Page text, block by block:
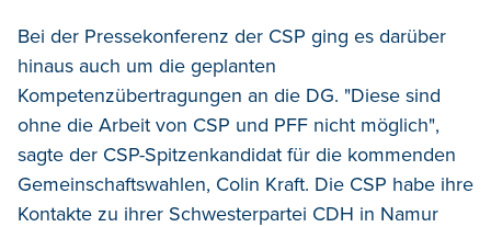
Bei der Pressekonferenz der CSP ging es darüber
hinaus auch um die geplanten
Kompetenzübertragungen an die DG. "Diese sind
ohne die Arbeit von CSP und PFF nicht möglich",
sagte der CSP-Spitzenkandidat für die kommenden
Gemeinschaftswahlen, Colin Kraft. Die CSP habe ihre
Kontakte zu ihrer Schwesterpartei CDH in Namur